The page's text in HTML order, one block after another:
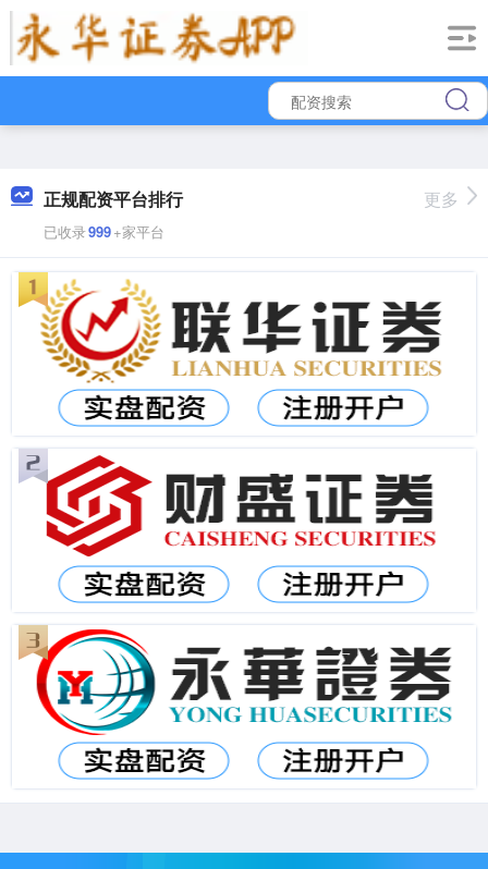
正规配资平台排行
已收录999+家平台
更多